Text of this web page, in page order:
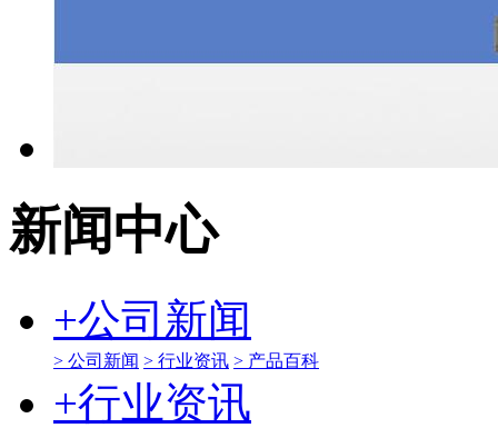
新闻中心
+公司新闻
> 公司新闻 > 行业资讯 > 产品百科
+行业资讯